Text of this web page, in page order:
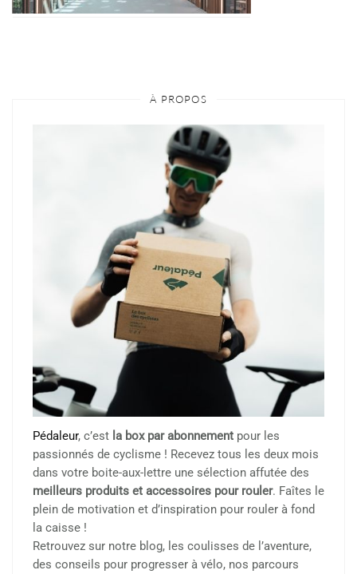
À PROPOS
Pédaleur, c’est la box par abonnement pour les
passionnés de cyclisme ! Recevez tous les deux mois
dans votre boite-aux-lettre une sélection affutée des
meilleurs produits et accessoires pour rouler. Faîtes le
plein de motivation et d’inspiration pour rouler à fond
la caisse !
Retrouvez sur notre blog, les coulisses de l’aventure,
des conseils pour progresser à vélo, nos parcours